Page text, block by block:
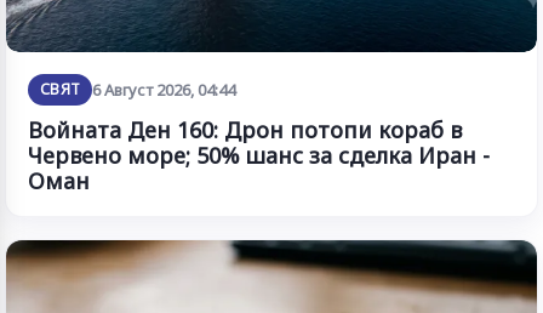
СВЯТ 6 Август 2026, 04:44
Войната Ден 160: Дрон потопи кораб в
Червено море; 50% шанс за сделка Иран -
Оман